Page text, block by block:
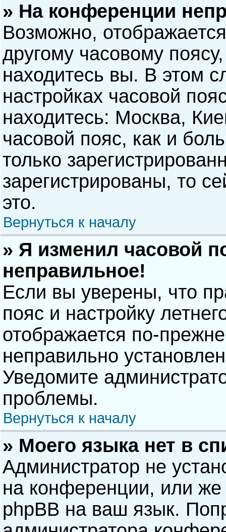
» На конференции
Возможно,
другому часовому
находитесь вы. В этом
настройках часовой
находитесь: Москва,
часовой пояс, как и
только
зарегистрированы, то
это.
Вернуться к началу
» Я изменил часовой
неправильное!
Если вы уверены, что
пояс и настройку
отображается по-
неправильно
Уведомите
проблемы.
Вернуться к началу
» Моего языка нет в
Администратор не
на конференции, или же
phpBB на ваш язык.